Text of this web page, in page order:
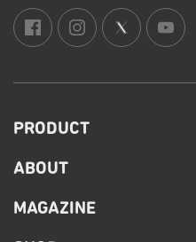
PRODUCT
ABOUT
MAGAZINE